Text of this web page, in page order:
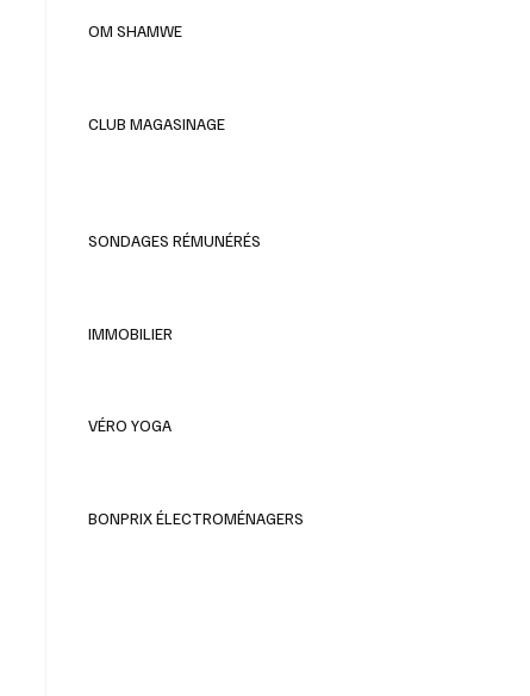
OM SHAMWE
CLUB MAGASINAGE
SONDAGES RÉMUNÉRÉS
IMMOBILIER
VÉRO YOGA
BONPRIX ÉLECTROMÉNAGERS